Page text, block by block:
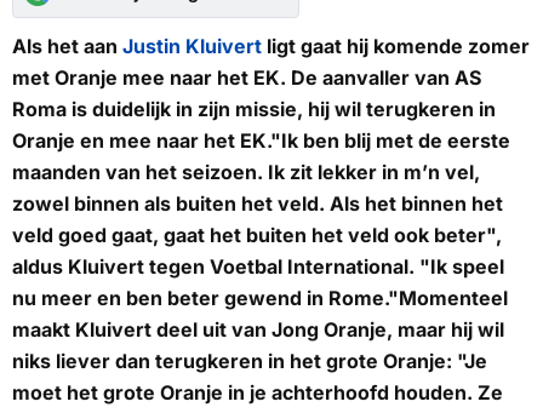
Als het aan Justin Kluivert ligt gaat hij komende zomer
met Oranje mee naar het EK. De aanvaller van AS
Roma is duidelijk in zijn missie, hij wil terugkeren in
Oranje en mee naar het EK."Ik ben blij met de eerste
maanden van het seizoen. Ik zit lekker in m’n vel,
zowel binnen als buiten het veld. Als het binnen het
veld goed gaat, gaat het buiten het veld ook beter",
aldus Kluivert tegen Voetbal International. "Ik speel
nu meer en ben beter gewend in Rome."Momenteel
maakt Kluivert deel uit van Jong Oranje, maar hij wil
niks liever dan terugkeren in het grote Oranje: "Je
moet het grote Oranje in je achterhoofd houden. Ze